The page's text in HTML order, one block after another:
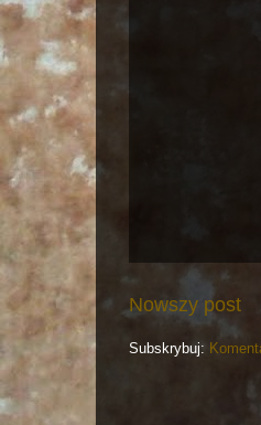
Nowszy post
Subskrybuj: